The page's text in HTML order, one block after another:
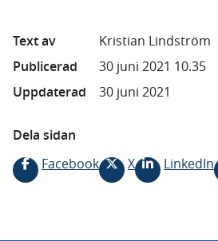
Text av
Kristian Lindström
Publicerad
30 juni 2021 10.35
Uppdaterad
30 juni 2021
Dela sidan
Facebook
X LinkedIn